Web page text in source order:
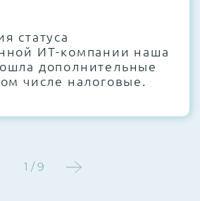
под 100%
72 часов для
всех подсистем
статуса
ИТ-компании наша
дополнительные
числе налоговые.
1 / 9